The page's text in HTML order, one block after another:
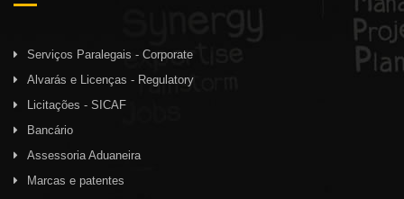
Serviços Paralegais - Corporate
Alvarás e Licenças - Regulatory
Licitações - SICAF
Bancário
Assessoria Aduaneira
Marcas e patentes